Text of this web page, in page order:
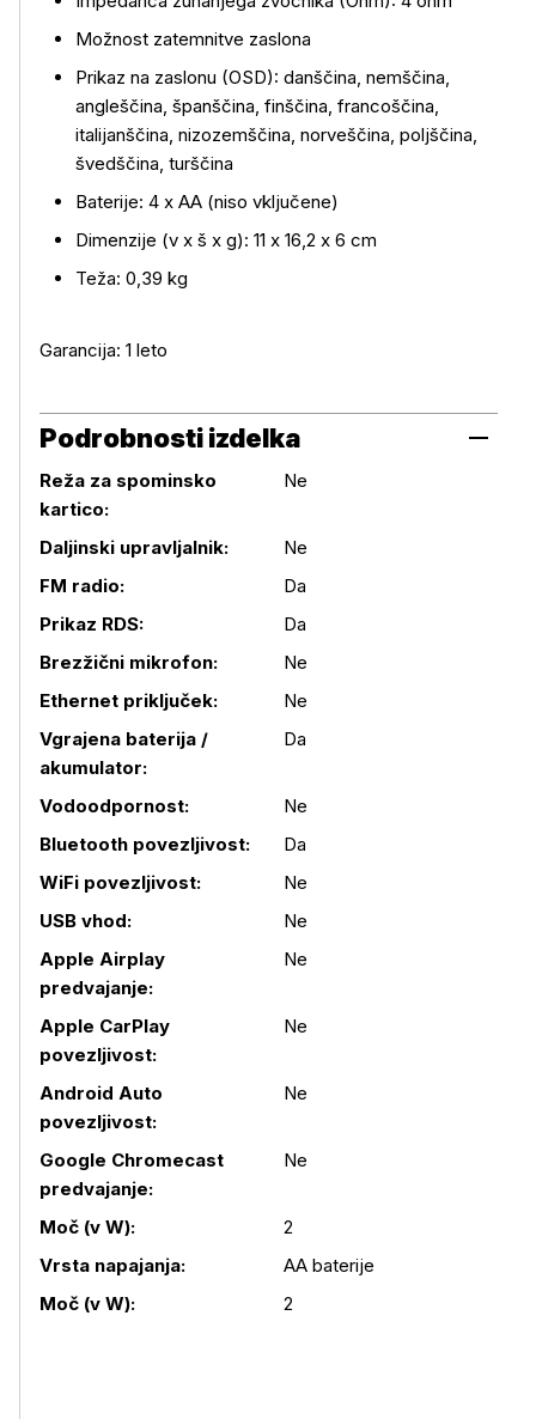
Možnost zatemnitve zaslona
Prikaz na zaslonu (OSD): danščina, nemščina,
angleščina, španščina, finščina, francoščina,
italijanščina, nizozemščina, norveščina, poljščina,
švedščina, turščina
Baterije: 4 x AA (niso vključene)
Dimenzije (v x š x g): 11 x 16,2 x 6 cm
Teža: 0,39 kg
Garancija: 1 leto
Podrobnosti izdelka
Podrobnosti izdelka
Reža za spominsko
kartico:
Ne
Daljinski upravljalnik:
Ne
FM radio:
Da
Prikaz RDS:
Da
Brezžični mikrofon:
Ne
Ethernet priključek:
Ne
Vgrajena baterija /
akumulator:
Da
Vodoodpornost:
Ne
Bluetooth povezljivost:
Da
WiFi povezljivost:
Ne
USB vhod:
Ne
Apple Airplay
predvajanje:
Ne
Apple CarPlay
povezljivost:
Ne
Android Auto
povezljivost:
Ne
Google Chromecast
predvajanje:
Ne
Moč (v W):
2
Vrsta napajanja:
AA baterije
Moč (v W):
2